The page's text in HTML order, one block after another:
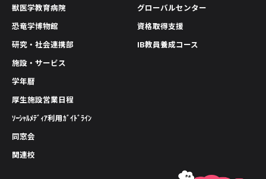
獣医学教育病院
恐竜学博物館
研究・社会連携部
グローバルセンター
資格取得支援
IB教員養成コース
施設・サービス
学年暦
厚生施設営業日程
ｿｰｼｬﾙﾒﾃﾞｨｱ利用ｶﾞｲﾄﾞﾗｲﾝ
同窓会
関連校